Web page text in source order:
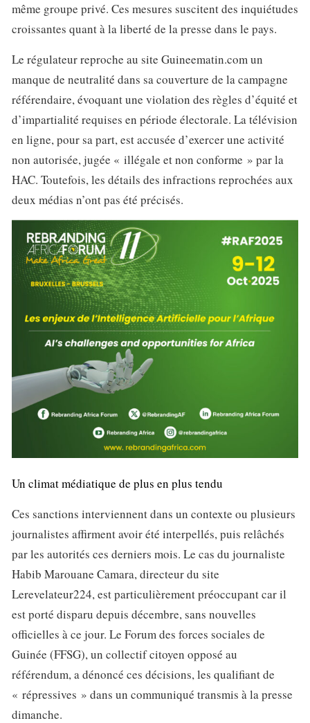
même groupe privé. Ces mesures suscitent des inquiétudes
croissantes quant à la liberté de la presse dans le pays.
Le régulateur reproche au site Guineematin.com un
manque de neutralité dans sa couverture de la campagne
référendaire, évoquant une violation des règles d’équité et
d’impartialité requises en période électorale. La télévision
en ligne, pour sa part, est accusée d’exercer une activité
non autorisée, jugée « illégale et non conforme » par la
HAC. Toutefois, les détails des infractions reprochées aux
deux médias n’ont pas été précisés.
Un climat médiatique de plus en plus tendu
Ces sanctions interviennent dans un contexte ou plusieurs
journalistes affirment avoir été interpellés, puis relâchés
par les autorités ces derniers mois. Le cas du journaliste
Habib Marouane Camara, directeur du site
Lerevelateur224, est particulièrement préoccupant car il
est porté disparu depuis décembre, sans nouvelles
officielles à ce jour. Le Forum des forces sociales de
Guinée (FFSG), un collectif citoyen opposé au
référendum, a dénoncé ces décisions, les qualifiant de
« répressives » dans un communiqué transmis à la presse
dimanche.